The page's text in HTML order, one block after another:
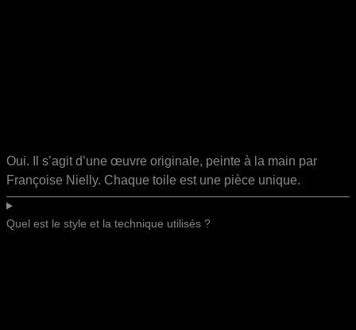
Oui. Il s’agit d’une œuvre originale, peinte à la main par
Françoise Nielly. Chaque toile est une pièce unique.
Quel est le style et la technique utilisés ?